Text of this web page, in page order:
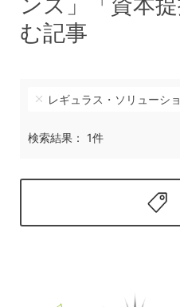
む記事
レギュラス・ソリューシ
検索結果： 1件